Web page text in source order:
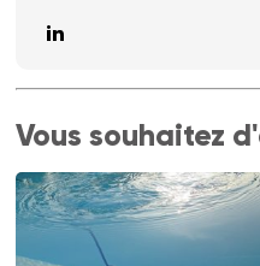
Vous souhaitez